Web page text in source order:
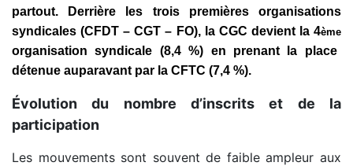
partout. Derrière les troispremières organisations
syndicales (CFDT – CGT – FO), la CGC devient la4ème
organisation syndicale (8,4 %) en prenant la place
détenue auparavant par la CFTC (7,4 %).
Évolution du nombre d’inscrits et de la
participation
Les mouvements sont souvent de faible ampleur aux